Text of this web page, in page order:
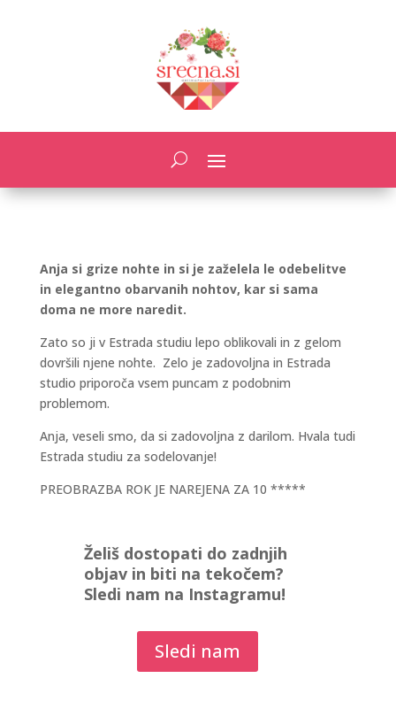
Anja si grize nohte in si je zaželela le odebelitve
in elegantno obarvanih nohtov, kar si sama
doma ne more naredit.
Zato so ji v Estrada studiu lepo oblikovali in z gelom
dovršili njene nohte. Zelo je zadovoljna in Estrada
studio priporoča vsem puncam z podobnim
problemom.
Anja, veseli smo, da si zadovoljna z darilom. Hvala tudi
Estrada studiu za sodelovanje!
PREOBRAZBA ROK JE NAREJENA ZA 10 *****
Želiš dostopati do zadnjih
objav in biti na tekočem?
Sledi nam na Instagramu!
Sledi nam